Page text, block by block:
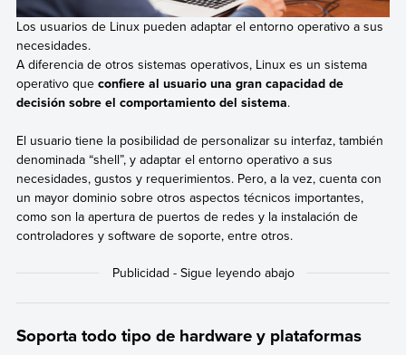
Los usuarios de Linux pueden adaptar el entorno operativo a sus
necesidades.
A diferencia de otros sistemas operativos, Linux es un sistema
operativo que confiere al usuario una gran capacidad de
decisión sobre el comportamiento del sistema.
El usuario tiene la posibilidad de personalizar su interfaz, también
denominada “shell”, y adaptar el entorno operativo a sus
necesidades, gustos y requerimientos. Pero, a la vez, cuenta con
un mayor dominio sobre otros aspectos técnicos importantes,
como son la apertura de puertos de redes y la instalación de
controladores y software de soporte, entre otros.
Soporta todo tipo de hardware y plataformas